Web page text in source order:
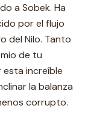
a Sobek. Ha
por el flujo
del Nilo. Tanto
de tu
increíble
la balanza
corrupto.